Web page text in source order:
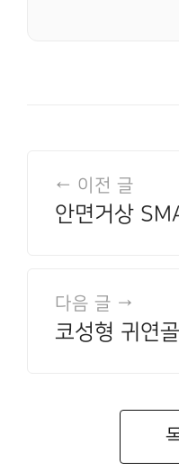
← 이전 글
안면거상
다음 글 →
코성형 귀연